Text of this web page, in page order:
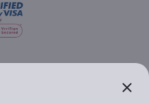
keyboard_arrow_down
close